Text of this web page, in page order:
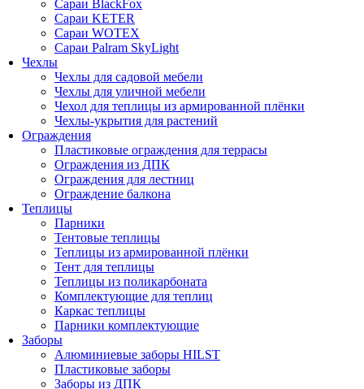
Сараи BlackFox
Сараи KETER
Сараи WOTEX
Сараи Palram SkyLight
Чехлы
Чехлы для садовой мебели
Чехлы для уличной мебели
Чехол для теплицы из армированной плёнки
Чехлы-укрытия для растений
Ограждения
Пластиковые ограждения для террасы
Ограждения из ДПК
Ограждения для лестниц
Ограждение балкона
Теплицы
Парники
Тентовые теплицы
Теплицы из армированной плёнки
Тент для теплицы
Теплицы из поликарбоната
Комплектующие для теплиц
Каркас теплицы
Парники комплектующие
Заборы
Алюминиевые заборы HILST
Пластиковые заборы
Заборы из ДПК